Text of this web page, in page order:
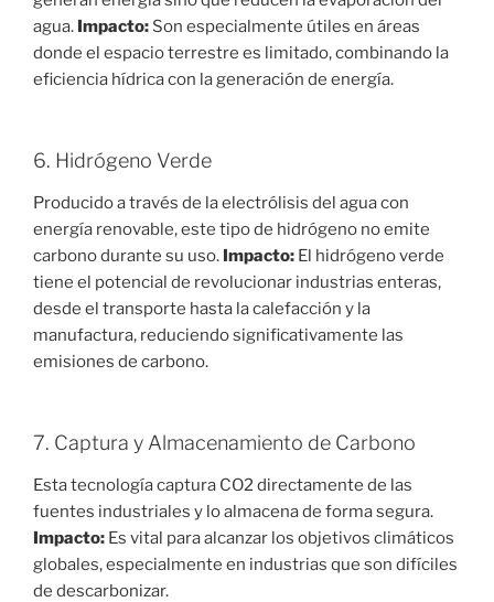
agua. Impacto: Son especialmente útiles en áreas
donde el espacio terrestre es limitado, combinando la
eficiencia hídrica con la generación de energía.
6. Hidrógeno Verde
Producido a través de la electrólisis del agua con
energía renovable, este tipo de hidrógeno no emite
carbono durante su uso. Impacto: El hidrógeno verde
tiene el potencial de revolucionar industrias enteras,
desde el transporte hasta la calefacción y la
manufactura, reduciendo significativamente las
emisiones de carbono.
7. Captura y Almacenamiento de Carbono
Esta tecnología captura CO2 directamente de las
fuentes industriales y lo almacena de forma segura.
Impacto: Es vital para alcanzar los objetivos climáticos
globales, especialmente en industrias que son difíciles
de descarbonizar.